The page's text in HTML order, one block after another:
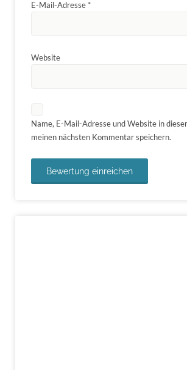
E-Mail-Adresse *
Website
Name, E-Mail-Adresse und Website in
meinen nächsten Kommentar speichern.